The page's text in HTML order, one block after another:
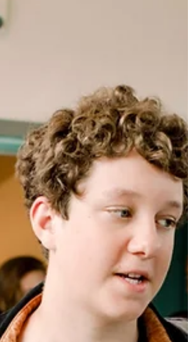
理了 2026 年墨尔本最受关注的十大公立学区，希望
帮助您根据不同预算和家庭需求，找到真正适合自
己的居住区域。 什么是 School Zone（学区）？ School
Zone 是维州教育厅划定的学校招生范围。一般情况
下，居住在学区范围内的学生，在申请对应公立学
校时拥有优先录取资格。 需要注意的是，School Zone
并非永久不变。随着人口增长、新